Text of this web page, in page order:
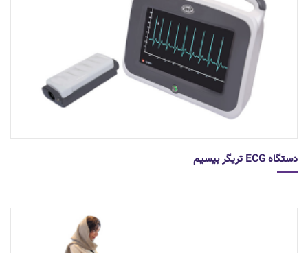
دستگاه ECG تریگر بیسیم